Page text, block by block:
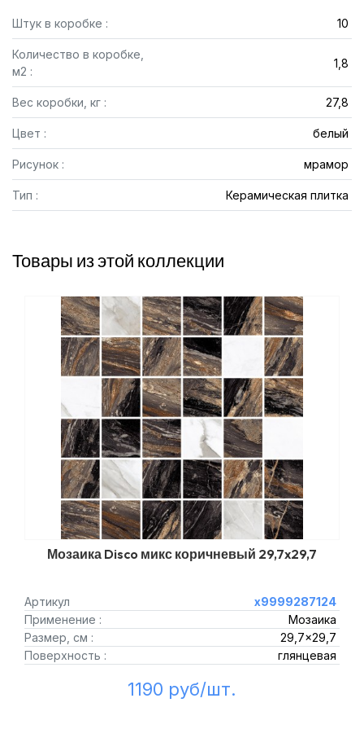
Штук в коробке : 10
Количество в коробке,
м2 :
1,8
Вес коробки, кг : 27,8
Цвет : белый
Рисунок : мрамор
Тип : Керамическая плитка
Товары из этой коллекции
Мозаика Disco микс коричневый 29,7x29,7
Артикул
х9999287124
Применение :
Мозаика
Размер, см :
29,7x29,7
Поверхность :
глянцевая
1190 руб/шт.